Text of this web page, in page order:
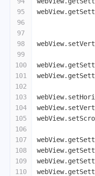
95
96
97
98
99
100
101
102
103
104
105
106
107
108
109
110